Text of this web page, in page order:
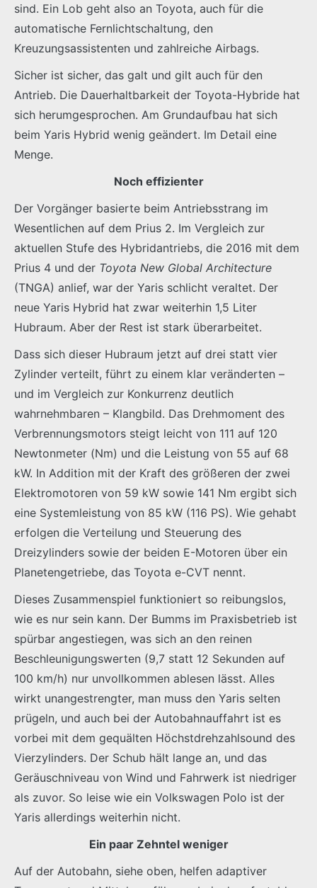
sind. Ein Lob geht also an Toyota, auch für die
automatische Fernlichtschaltung, den
Kreuzungsassistenten und zahlreiche Airbags.
Sicher ist sicher, das galt und gilt auch für den
Antrieb. Die Dauerhaltbarkeit der Toyota-Hybride hat
sich herumgesprochen. Am Grundaufbau hat sich
beim Yaris Hybrid wenig geändert. Im Detail eine
Menge.
Noch effizienter
Der Vorgänger basierte beim Antriebsstrang im
Wesentlichen auf dem Prius 2. Im Vergleich zur
aktuellen Stufe des Hybridantriebs, die 2016 mit dem
Prius 4 und der Toyota New Global Architecture
(TNGA) anlief, war der Yaris schlicht veraltet. Der
neue Yaris Hybrid hat zwar weiterhin 1,5 Liter
Hubraum. Aber der Rest ist stark überarbeitet.
Dass sich dieser Hubraum jetzt auf drei statt vier
Zylinder verteilt, führt zu einem klar veränderten –
und im Vergleich zur Konkurrenz deutlich
wahrnehmbaren – Klangbild. Das Drehmoment des
Verbrennungsmotors steigt leicht von 111 auf 120
Newtonmeter (Nm) und die Leistung von 55 auf 68
kW. In Addition mit der Kraft des größeren der zwei
Elektromotoren von 59 kW sowie 141 Nm ergibt sich
eine Systemleistung von 85 kW (116 PS). Wie gehabt
erfolgen die Verteilung und Steuerung des
Dreizylinders sowie der beiden E-Motoren über ein
Planetengetriebe, das Toyota e-CVT nennt.
Dieses Zusammenspiel funktioniert so reibungslos,
wie es nur sein kann. Der Bumms im Praxisbetrieb ist
spürbar angestiegen, was sich an den reinen
Beschleunigungswerten (9,7 statt 12 Sekunden auf
100 km/h) nur unvollkommen ablesen lässt. Alles
wirkt unangestrengter, man muss den Yaris selten
prügeln, und auch bei der Autobahnauffahrt ist es
vorbei mit dem gequälten Höchstdrehzahlsound des
Vierzylinders. Der Schub hält lange an, und das
Geräuschniveau von Wind und Fahrwerk ist niedriger
als zuvor. So leise wie ein Volkswagen Polo ist der
Yaris allerdings weiterhin nicht.
Ein paar Zehntel weniger
Auf der Autobahn, siehe oben, helfen adaptiver